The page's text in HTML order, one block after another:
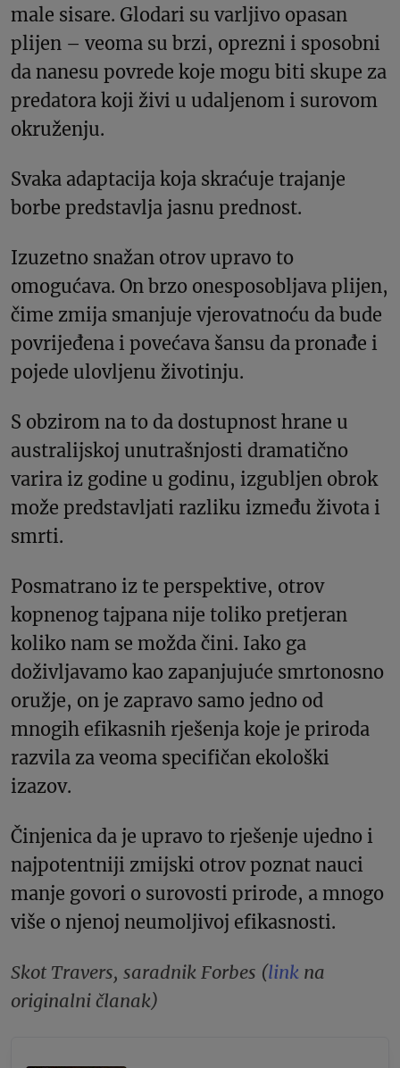
male sisare. Glodari su varljivo opasan
plijen – veoma su brzi, oprezni i sposobni
da nanesu povrede koje mogu biti skupe za
predatora koji živi u udaljenom i surovom
okruženju.
Svaka adaptacija koja skraćuje trajanje
borbe predstavlja jasnu prednost.
Izuzetno snažan otrov upravo to
omogućava. On brzo onesposobljava plijen,
čime zmija smanjuje vjerovatnoću da bude
povrijeđena i povećava šansu da pronađe i
pojede ulovljenu životinju.
S obzirom na to da dostupnost hrane u
australijskoj unutrašnjosti dramatično
varira iz godine u godinu, izgubljen obrok
može predstavljati razliku između života i
smrti.
Posmatrano iz te perspektive, otrov
kopnenog tajpana nije toliko pretjeran
koliko nam se možda čini. Iako ga
doživljavamo kao zapanjujuće smrtonosno
oružje, on je zapravo samo jedno od
mnogih efikasnih rješenja koje je priroda
razvila za veoma specifičan ekološki
izazov.
Činjenica da je upravo to rješenje ujedno i
najpotentniji zmijski otrov poznat nauci
manje govori o surovosti prirode, a mnogo
više o njenoj neumoljivoj efikasnosti.
Skot Travers, saradnik Forbes (link na
originalni članak)